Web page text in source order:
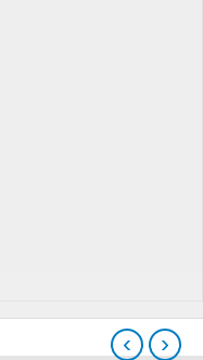
‹ ›